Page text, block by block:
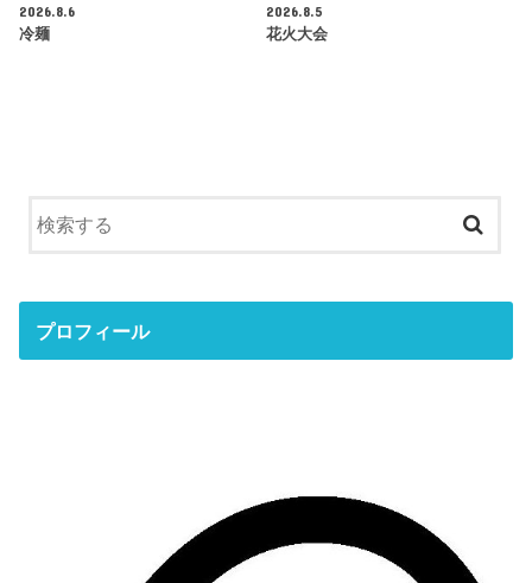
2026.8.6
冷麺
2026.8.5
花火大会
プロフィール